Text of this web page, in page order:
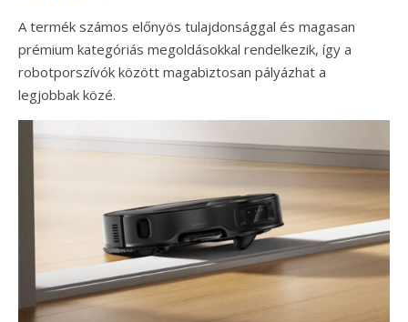
A termék számos előnyös tulajdonsággal és magasan
prémium kategóriás megoldásokkal rendelkezik, így a
robotporszívók között magabiztosan pályázhat a
legjobbak közé.